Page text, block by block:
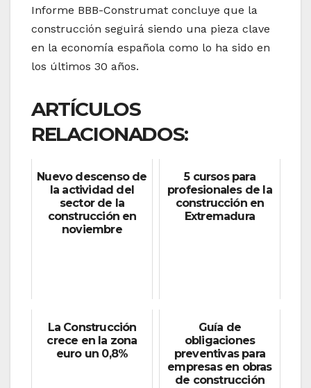
Informe BBB-Construmat concluye que la
construcción seguirá siendo una pieza clave
en la economía española como lo ha sido en
los últimos 30 años.
ARTÍCULOS
RELACIONADOS:
Nuevo descenso de
la actividad del
sector de la
construcción en
noviembre
5 cursos para
profesionales de la
construcción en
Extremadura
La Construcción
crece en la zona
euro un 0,8%
Guía de
obligaciones
preventivas para
empresas en obras
de construcción